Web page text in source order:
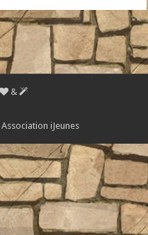
&
Association iJeunes